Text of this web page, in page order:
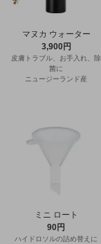
マヌカ ウォーター
3,900円
皮膚トラブル、お手入れ、除
菌に
ニュージーランド産
ミニ ロート
90円
ハイドロソルの詰め替えに